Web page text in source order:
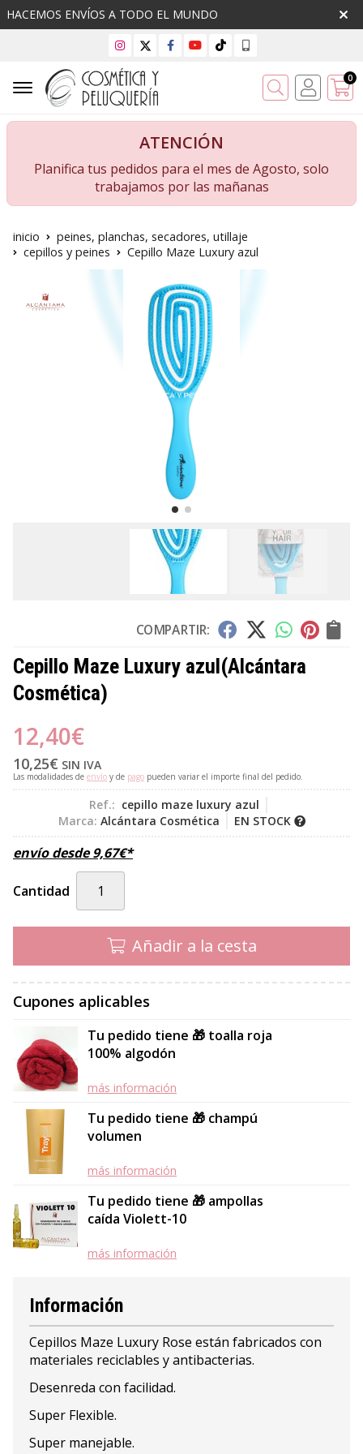
HACEMOS ENVÍOS A TODO EL MUNDO
Buscar 0
ATENCIÓN
Planifica tus pedidos para el mes de Agosto, solo
trabajamos por las mañanas
inicio
peines, planchas, secadores, utillaje
cepillos y peines
Cepillo Maze Luxury azul
COMPARTIR:
Cepillo Maze Luxury azul(Alcántara
Cosmética)
12,40€
10,25€ SIN IVA
Las modalidades de envío y de pago pueden variar el importe final del pedido.
Ref.: cepillo maze luxury azul
Marca: Alcántara Cosmética EN STOCK
envío desde9,67€*
Cantidad
Añadir a la cesta
Cupones aplicables
Tu pedido tiene 🎁 toalla roja
100% algodón
más información
Tu pedido tiene 🎁 champú
volumen
más información
Tu pedido tiene 🎁 ampollas
caída Violett-10
más información
Información
Cepillos Maze Luxury Rose están fabricados con
materiales reciclables y antibacterias.
Desenreda con facilidad.
Super Flexible.
Super manejable.